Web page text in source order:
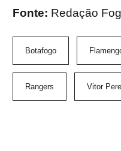
Fonte: Redação
Botafogo
Rangers Vitor